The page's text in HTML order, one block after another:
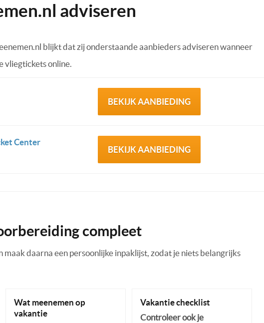
adviseren
blijkt dat zij onderstaande aanbieders adviseren wanneer
vliegtickets online.
BEKIJK AANBIEDING
Center
BEKIJK AANBIEDING
compleet
daarna een persoonlijke inpaklijst, zodat je niets belangrijks
Wat meenemen op
vakantie
Vakantie checklist
Controleer ook je